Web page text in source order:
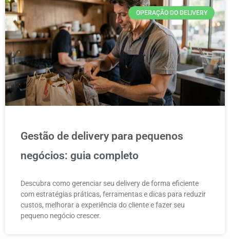
OPERAÇÃO DO DELIVERY
Gestão de delivery para pequenos
negócios: guia completo
Descubra como gerenciar seu delivery de forma eficiente
com estratégias práticas, ferramentas e dicas para reduzir
custos, melhorar a experiência do cliente e fazer seu
pequeno negócio crescer.